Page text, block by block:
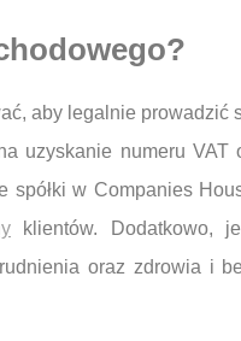
aby legalnie prowadzić
uzyskanie numeru VAT
w Companies
klientów. Dodatkowo,
oraz zdrowia i